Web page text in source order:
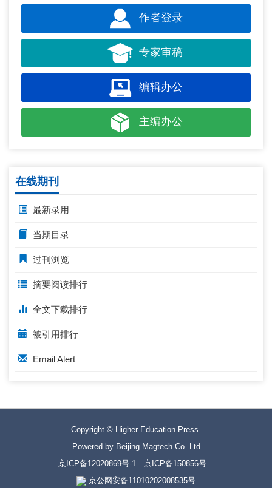
作者登录
专家审稿
编辑办公
主编办公
在线期刊
最新录用
当期目录
过刊浏览
摘要阅读排行
全文下载排行
被引用排行
Email Alert
Copyright © Higher Education Press.
Powered by Beijing Magtech Co. Ltd
京ICP备12020869号-1
京ICP备150856号
京公网安备11010202008535号